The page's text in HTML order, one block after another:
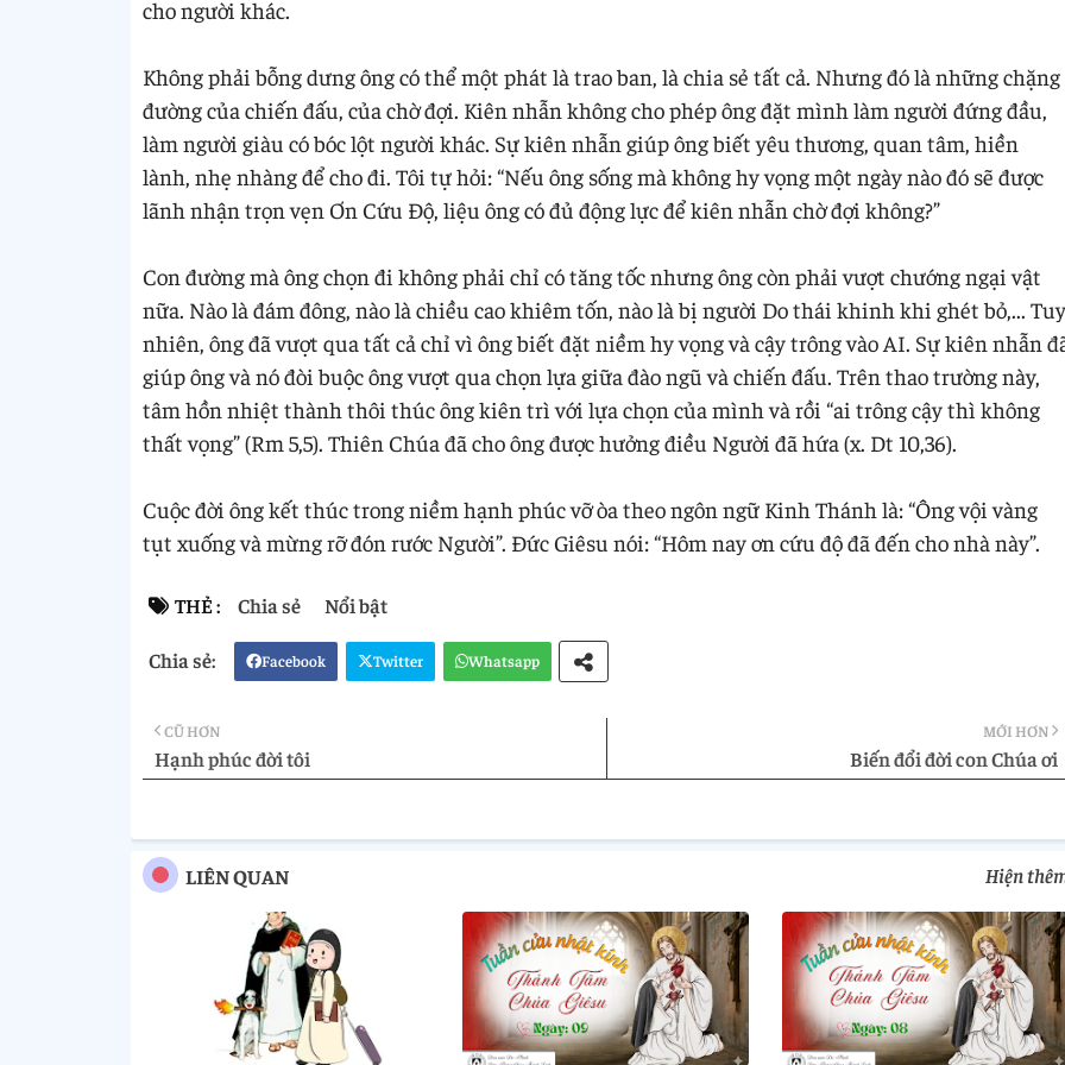
cho người khác.
Không phải bỗng dưng ông có thể một phát là trao ban, là chia sẻ tất cả. Nhưng đó là những chặng
đường của chiến đấu, của chờ đợi. Kiên nhẫn không cho phép ông đặt mình làm người đứng đầu,
làm người giàu có bóc lột người khác. Sự kiên nhẫn giúp ông biết yêu thương, quan tâm, hiền
lành, nhẹ nhàng để cho đi. Tôi tự hỏi: “Nếu ông sống mà không hy vọng một ngày nào đó sẽ được
lãnh nhận trọn vẹn Ơn Cứu Độ, liệu ông có đủ động lực để kiên nhẫn chờ đợi không?”
Con đường mà ông chọn đi không phải chỉ có tăng tốc nhưng ông còn phải vượt chướng ngại vật
nữa. Nào là đám đông, nào là chiều cao khiêm tốn, nào là bị người Do thái khinh khi ghét bỏ,... Tuy
nhiên, ông đã vượt qua tất cả chỉ vì ông biết đặt niềm hy vọng và cậy trông vào AI. Sự kiên nhẫn
giúp ông và nó đòi buộc ông vượt qua chọn lựa giữa đào ngũ và chiến đấu. Trên thao trường này,
tâm hồn nhiệt thành thôi thúc ông kiên trì với lựa chọn của mình và rồi “ai trông cậy thì không
thất vọng” (Rm 5,5). Thiên Chúa đã cho ông được hưởng điều Người đã hứa (x. Dt 10,36).
Cuộc đời ông kết thúc trong niềm hạnh phúc vỡ òa theo ngôn ngữ Kinh Thánh là: “Ông vội vàng
tụt xuống và mừng rỡ đón rước Người”. Đức Giêsu nói: “Hôm nay ơn cứu độ đã đến cho nhà này”.
THẺ : Chia sẻ Nổi bật
Facebook Twitter Whatsapp
MỚI HƠN
Biến đổi đời con Chúa ơi
CŨ HƠN
Hạnh phúc đời tôi
LIÊN QUAN Hiện